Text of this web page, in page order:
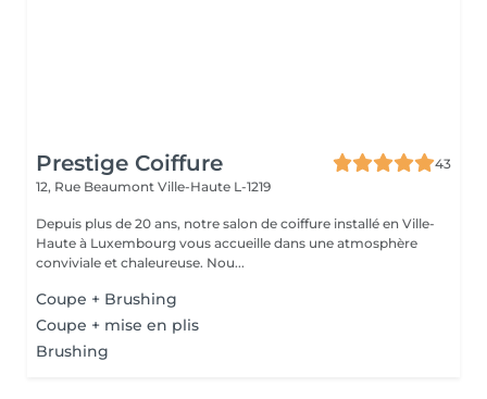
Prestige Coiffure
43
12, Rue Beaumont Ville-Haute L-1219
Depuis plus de 20 ans, notre salon de coiffure installé en Ville-
Haute à Luxembourg vous accueille dans une atmosphère
conviviale et chaleureuse. Nou...
Coupe + Brushing
Coupe + mise en plis
Brushing